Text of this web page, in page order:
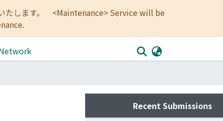
たします。 <Maintenance> Service will be
Recent Submissions